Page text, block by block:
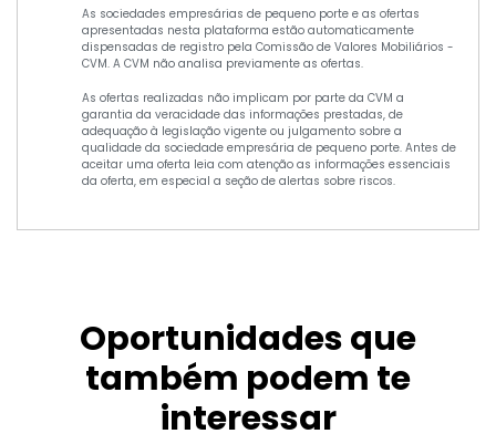
As sociedades empresárias de pequeno porte e as ofertas
apresentadas nesta plataforma estão automaticamente
dispensadas de registro pela Comissão de Valores Mobiliários -
CVM. A CVM não analisa previamente as ofertas.
As ofertas realizadas não implicam por parte da CVM a
garantia da veracidade das informações prestadas, de
adequação à legislação vigente ou julgamento sobre a
qualidade da sociedade empresária de pequeno porte. Antes de
aceitar uma oferta leia com atenção as informações essenciais
da oferta, em especial a seção de alertas sobre riscos.
Oportunidades que
também podem te
interessar